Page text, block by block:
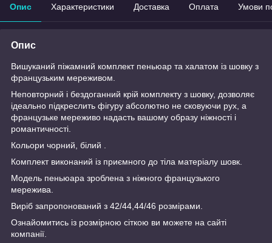
Опис Характеристики Доставка Оплата Умови
Опис
Вишуканий піжамний комплект пеньюар та халатом із шовку з
французьким мереживом.
Неповторний і бездоганний крій комплекту з шовку, дозволяє
ідеально підкреслить фігуру абсолютно не сковуючи рух, а
французьке мереживо надасть вашому образу ніжності і
романтичності.
Кольори чорний, білий .
Комплект виконаний із приємного до тіла матеріалу шовк.
Модель пеньюара зроблена з ніжного французького
мережива.
Виріб запропонований з 42/44,44/46 розмірами.
Ознайомитись із розмірною сіткою ви можете на сайті
компанії.